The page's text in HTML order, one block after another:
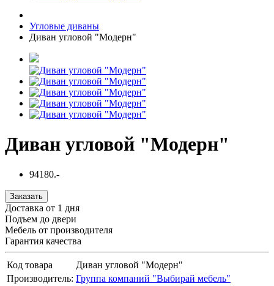
Угловые диваны
Диван угловой "Модерн"
Диван угловой "Модерн"
94180.-
Заказать
Доставка от 1 дня
Подъем до двери
Мебель от производителя
Гарантия качества
Код товара
Диван угловой "Модерн"
Производитель: Группа компаний "Выбирай мебель"